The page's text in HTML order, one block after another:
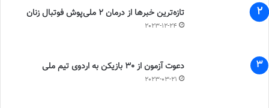
تازه‌ترین خبرها از درمان ۲ ملی‌پوش فوتبال زنان
2023-12-24
دعوت آزمون از 30 بازیکن به اردوی تیم ملی
2023-03-21